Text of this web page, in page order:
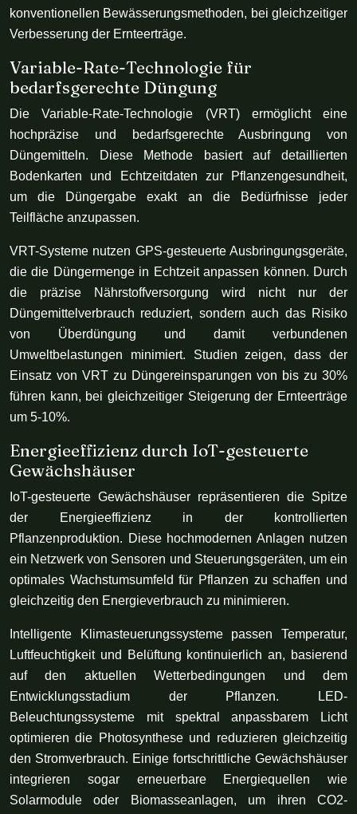
konventionellen Bewässerungsmethoden, bei gleichzeitiger
Verbesserung der Ernteerträge.
Variable-Rate-Technologie für
bedarfsgerechte Düngung
Die Variable-Rate-Technologie (VRT) ermöglicht eine
hochpräzise und bedarfsgerechte Ausbringung von
Düngemitteln. Diese Methode basiert auf detaillierten
Bodenkarten und Echtzeitdaten zur Pflanzengesundheit,
um die Düngergabe exakt an die Bedürfnisse jeder
Teilfläche anzupassen.
VRT-Systeme nutzen GPS-gesteuerte Ausbringungsgeräte,
die die Düngermenge in Echtzeit anpassen können. Durch
die präzise Nährstoffversorgung wird nicht nur der
Düngemittelverbrauch reduziert, sondern auch das Risiko
von Überdüngung und damit verbundenen
Umweltbelastungen minimiert. Studien zeigen, dass der
Einsatz von VRT zu Düngereinsparungen von bis zu 30%
führen kann, bei gleichzeitiger Steigerung der Ernteerträge
um 5-10%.
Energieeffizienz durch IoT-gesteuerte
Gewächshäuser
IoT-gesteuerte Gewächshäuser repräsentieren die Spitze
der Energieeffizienz in der kontrollierten
Pflanzenproduktion. Diese hochmodernen Anlagen nutzen
ein Netzwerk von Sensoren und Steuerungsgeräten, um ein
optimales Wachstumsumfeld für Pflanzen zu schaffen und
gleichzeitig den Energieverbrauch zu minimieren.
Intelligente Klimasteuerungssysteme passen Temperatur,
Luftfeuchtigkeit und Belüftung kontinuierlich an, basierend
auf den aktuellen Wetterbedingungen und dem
Entwicklungsstadium der Pflanzen. LED-
Beleuchtungssysteme mit spektral anpassbarem Licht
optimieren die Photosynthese und reduzieren gleichzeitig
den Stromverbrauch. Einige fortschrittliche Gewächshäuser
integrieren sogar erneuerbare Energiequellen wie
Solarmodule oder Biomasseanlagen, um ihren CO2-